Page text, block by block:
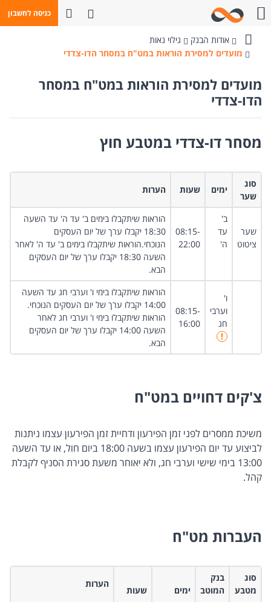
כניסה לחשבון
פתח חיפושחייגו אלינו
בנק
אודות הבנק
גילוי נאות
מועדים למסירת הוראות במט"ח במסחר הדו-צדדי
מועדים למסירת הוראות במט"ח במסחר
הדו-צדדי
מסחר דו-צדדי במטבע חוץ
סוג
שער​
ימים​ שעות​ הערות ​
שער
ציטוט
ב'
עד
ה' ​
08:15-
הוראות שיתקבלו בימים ב' עד ה' עד השעה
18:30 יקבלו ערך של יום העסקים
הנוכחי.הוראות שיתקבלו בימים ב' עד ה' לאחר
השעה 18:30 יקבלו ערך של יום העסקים
הבא.
ו'
וערבי
חג
!
08:15-
16:00
הוראות שיתקבלו בימי ו' וערבי חג עד השעה
14:00 יקבלו ערך של יום העסקים הנוכחי.
הוראות שיתקבלו בימי ו' וערבי חג לאחר
השעה 14:00 יקבלו ערך של יום העסקים
הבא.
צ'קים דחויים במט"ח
משיכת ממסרים לפני זמן הפירעון ודחיית זמן הפירעון עצמו ניתנות
לביצוע עד יום הפירעון עצמו בשעה 18:00 ביום חול, או עד השעה
13:00 בימי שישי וערבי חג, ולא יאוחר משעת סגירת הסניף לקבלת
קהל.
העברות מט"ח
סוג
מטבע
בנק
המוטב
ימים ​ שעות​
הערות